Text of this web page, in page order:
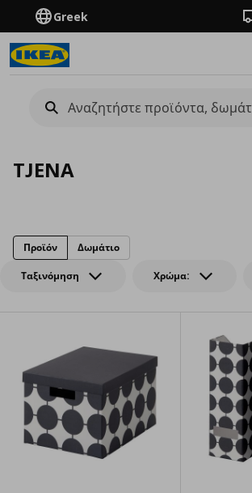
Greek
TJENA
Ταξινόμηση Χρώμα:
Προϊόν Δωμάτιο